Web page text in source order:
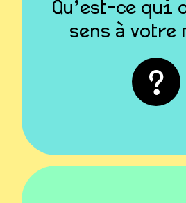
Qu’est-ce qui
sens à votre
« Avoir un rôle
dans le
enfants
sentir
Alba